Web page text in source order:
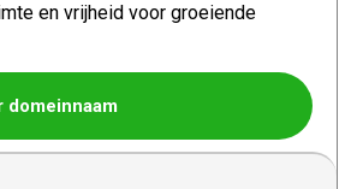
en vrijheid voor groeiende
domeinnaam